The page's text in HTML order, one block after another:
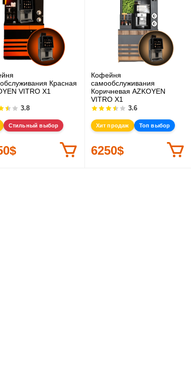
Красная
VITRO X1
3.8
Стильный выбор
Кофейня
самообслуживания
Коричневая AZKOYEN
VITRO X1
3.6
Хит продаж Топ выбор
6250$